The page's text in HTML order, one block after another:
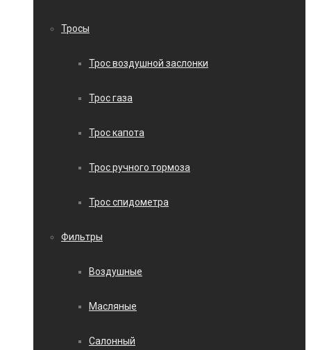
Тросы
Трос воздушной заслонки
Трос газа
Трос капота
Трос ручного тормоза
Трос спидометра
Фильтры
Воздушные
Масляные
Салонный